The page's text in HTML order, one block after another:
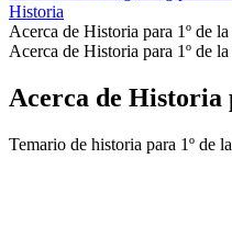
Historia
Acerca de Historia para 1º de
Acerca de Historia para 1º de
Acerca de Historia
Temario de historia para 1º de